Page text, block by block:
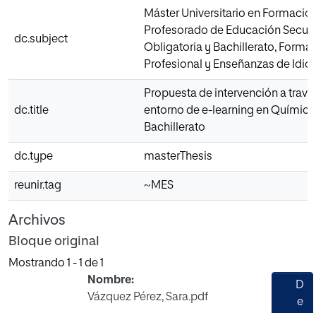
dc.subject
Máster Universitario en
Profesorado de Educación
Obligatoria y Bachillerato,
Profesional y Enseñanzas de
dc.title
Propuesta de intervención a
entorno de e-learning en Química
Bachillerato
dc.type masterThesis
reunir.tag ~MES
Archivos
Bloque original
Mostrando 1 - 1 de 1
Nombre:
Vázquez Pérez, Sara.pdf
D
e